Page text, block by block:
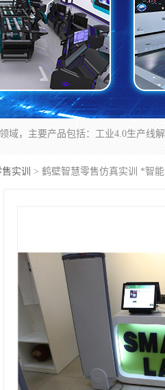
实训 > 鹤壁智慧零售仿真实训 *智能